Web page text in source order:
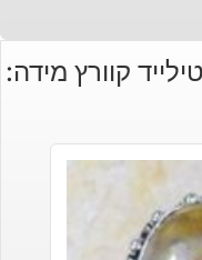
קוורץ מידה: